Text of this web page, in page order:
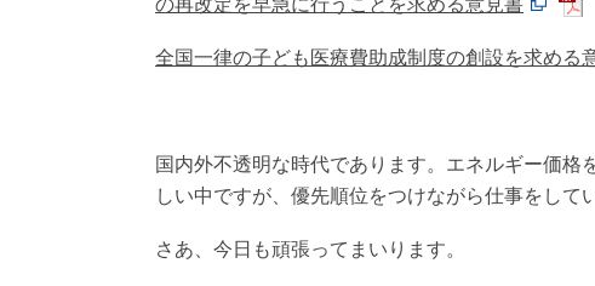
全国一律の子ども医療費助成制度の創設を求める
国内外不透明な時代であります。エネルギー価
しい中ですが、優先順位をつけながら仕事をして
さあ、今日も頑張ってまいります。